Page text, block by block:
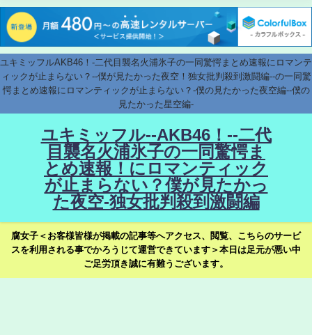
ユキミッフルAKB46！-二代目襲名火浦氷子の一同驚愕まとめ速報にロマンテ
ィックが止まらない？--僕が見たかった夜空！独女批判殺到激闘編--の一同驚
愕まとめ速報にロマンティックが止まらない？-僕の見たかった夜空編--僕の
見たかった星空編-
ユキミッフル--AKB46！--二代
目襲名火浦氷子の一同驚愕ま
とめ速報！にロマンティック
が止まらない？僕が見たかっ
た夜空-独女批判殺到激闘編
腐女子＜お客様皆様が掲載の記事等へアクセス、閲覧、こちらのサービ
スを利用される事でかろうじて運営できています＞本日は足元が悪い中
ご足労頂き誠に有難うございます。